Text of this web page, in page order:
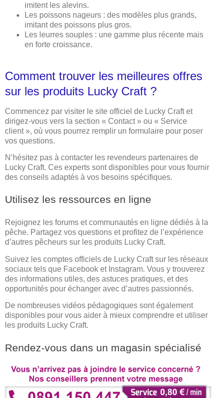
imitent les alevins.
Les poissons nageurs : des modèles plus grands,
imitant des poissons plus gros.
Les leurres souples : une gamme plus récente mais
en forte croissance.
Comment trouver les meilleures offres
sur les produits Lucky Craft ?
Commencez par visiter le site officiel de Lucky Craft et
dirigez-vous vers la section « Contact » ou « Service
client », où vous pourrez remplir un formulaire pour poser
vos questions.
N’hésitez pas à contacter les revendeurs partenaires de
Lucky Craft. Ces experts sont disponibles pour vous fournir
des conseils adaptés à vos besoins spécifiques.
Utilisez les ressources en ligne
Rejoignez les forums et communautés en ligne dédiés à la
pêche. Partagez vos questions et profitez de l’expérience
d’autres pêcheurs sur les produits Lucky Craft.
Suivez les comptes officiels de Lucky Craft sur les réseaux
sociaux tels que Facebook et Instagram. Vous y trouverez
des informations utiles, des astuces pratiques, et des
opportunités pour échanger avec d’autres passionnés.
De nombreuses vidéos pédagogiques sont également
disponibles pour vous aider à mieux comprendre et utiliser
les produits Lucky Craft.
Rendez-vous dans un magasin spécialisé